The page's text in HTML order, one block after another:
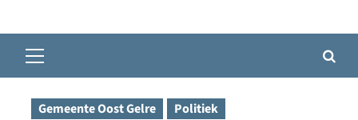
menu
Gemeente Oost Gelre Politiek